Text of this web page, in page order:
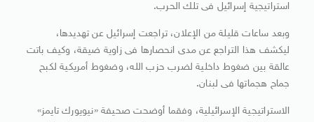
استراتيجية إسرائيل فى تلك الحرب.
وبعد ساعات قليلة من الإعلان، تراجعت إسرائيل عن تهديدها،
ليكشف هذا التراجع عن مدى انحصارها فى زاوية ضيقة، وكيف باتت
عالقة بين ضغوط داخلية لضرب حزب الله، وضغوط أمريكية لكبح
جماح هجماتها فى لبنان.
الاستراتيجية الإسرائيلية، وفقما أوضحت صحيفة «نيويورك تايمز»